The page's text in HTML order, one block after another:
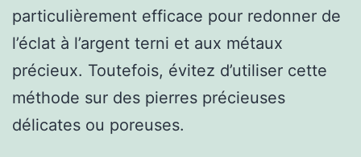
particulièrement efficace pour redonner de
l’éclat à l’argent terni et aux métaux
précieux. Toutefois, évitez d’utiliser cette
méthode sur des pierres précieuses
délicates ou poreuses.